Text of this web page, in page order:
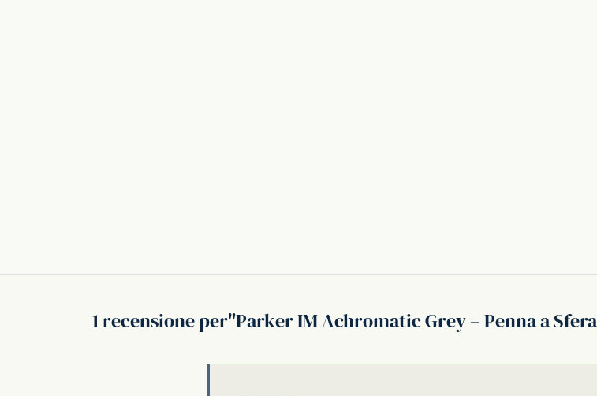
1 recensione per Parker IM Achromatic Grey – Penna a Sfera